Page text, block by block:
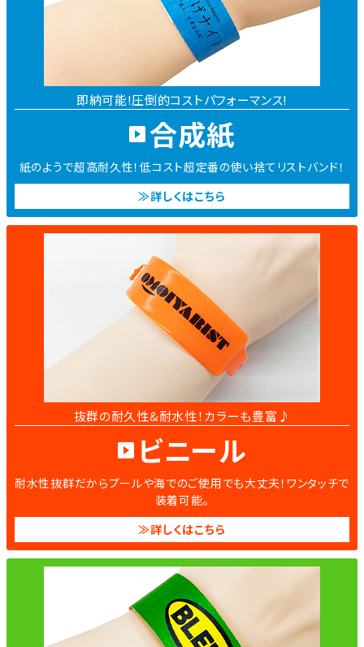
即納可能!圧倒的コストパフォーマンス!
合成紙
紙のようで超高耐久性！低コスト超定番の使い捨てリストバンド！
≫詳しくはこちら
抜群の耐久性&耐水性！カラーも豊富♪
ビニール
耐水性抜群だからプールや海でのご使用でも大丈夫！ワンタッチで
装着可能。
≫詳しくはこちら